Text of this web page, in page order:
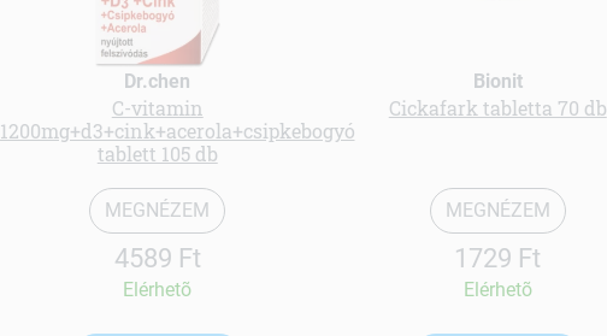
Dr.chen
C-vitamin
1200mg+d3+cink+acerola+csipkebogyó
tablett 105 db
MEGNÉZEM
4589 Ft
Elérhetõ
Bionit
Cickafark tabletta 70 db
MEGNÉZEM
1729 Ft
Elérhetõ